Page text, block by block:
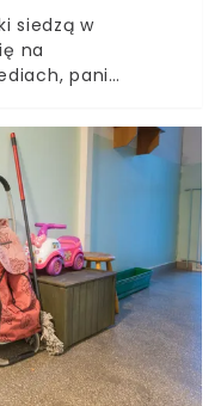
siedzą w
na
pani
z tymi widzeniami,
Przyglądamy się
tys.
karę
karnych.Wąsik i
roku. Obydwaj
sądu za
Kamiński był
jego zastępcą.
wiedzą i zgodą
której